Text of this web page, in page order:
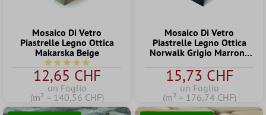
Mosaico Di Vetro
Piastrelle Legno Ottica
Makarska Beige
Valutazione media di 5 su 5 stelle
12,65 CHF
un Foglio
(m² = 140,56 CHF)
Mosaico Di Vetro
Piastrelle Legno Ottica
Norwalk Grigio Marrone
15,73 CHF
un Foglio
(m² = 176,74 CHF)